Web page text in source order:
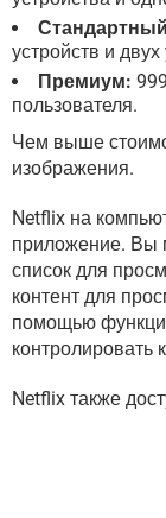
устройств и
Премиум:
пользователя.
Чем выше
изображения.
Netflix на
приложение. Вы
список для
контент для
помощью
контролировать
Netflix также